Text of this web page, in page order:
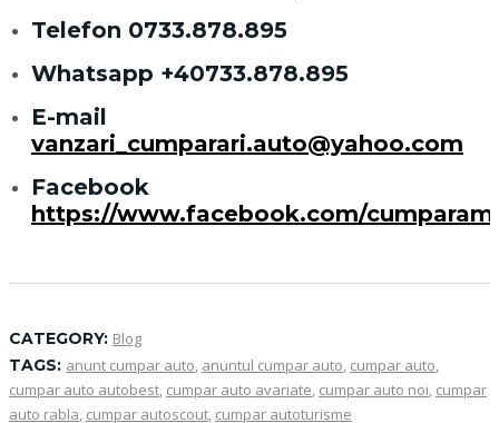
Telefon 0733.878.895
Whatsapp +40733.878.895
E-mail
vanzari_cumparari.auto@yahoo.com
Facebook
https://www.facebook.com/
CATEGORY: Blog
TAGS: anunt cumpar auto, anuntul cumpar auto, cumpar auto,
cumpar auto autobest, cumpar auto avariate, cumpar auto noi, cumpar
auto rabla, cumpar autoscout, cumpar autoturisme